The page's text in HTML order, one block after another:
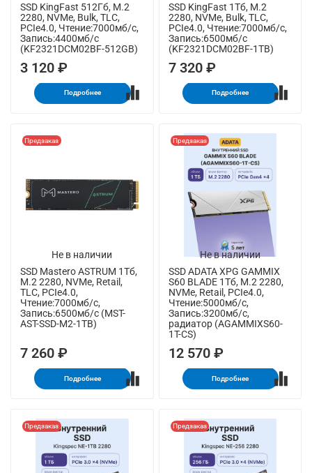
SSD KingFast 512Гб, M.2
2280, NVMe, Bulk, TLC,
PCIe4.0, Чтение:7000мб/с,
Запись:4400мб/с
(KF2321DCM02BF-512GB)
3 120 ₽
Подробнее
SSD KingFast 1Тб, M.2
2280, NVMe, Bulk, TLC,
PCIe4.0, Чтение:7000мб/с,
Запись:6500мб/с
(KF2321DCM02BF-1TB)
7 320 ₽
Подробнее
Не в наличии
Предзаказ
SSD Mastero ASTRUM 1Тб,
M.2 2280, NVMe, Retail,
TLC, PCIe4.0,
Чтение:7000мб/с,
Запись:6500мб/с (MST-
AST-SSD-M2-1TB)
7 260 ₽
Подробнее
Не в наличии
Предзаказ
SSD ADATA XPG GAMMIX
S60 BLADE 1Тб, M.2 2280,
NVMe, Retail, PCIe4.0,
Чтение:5000мб/с,
Запись:3200мб/с,
радиатор (AGAMMIXS60-
1T-CS)
12 570 ₽
Подробнее
Предзаказ Предзаказ